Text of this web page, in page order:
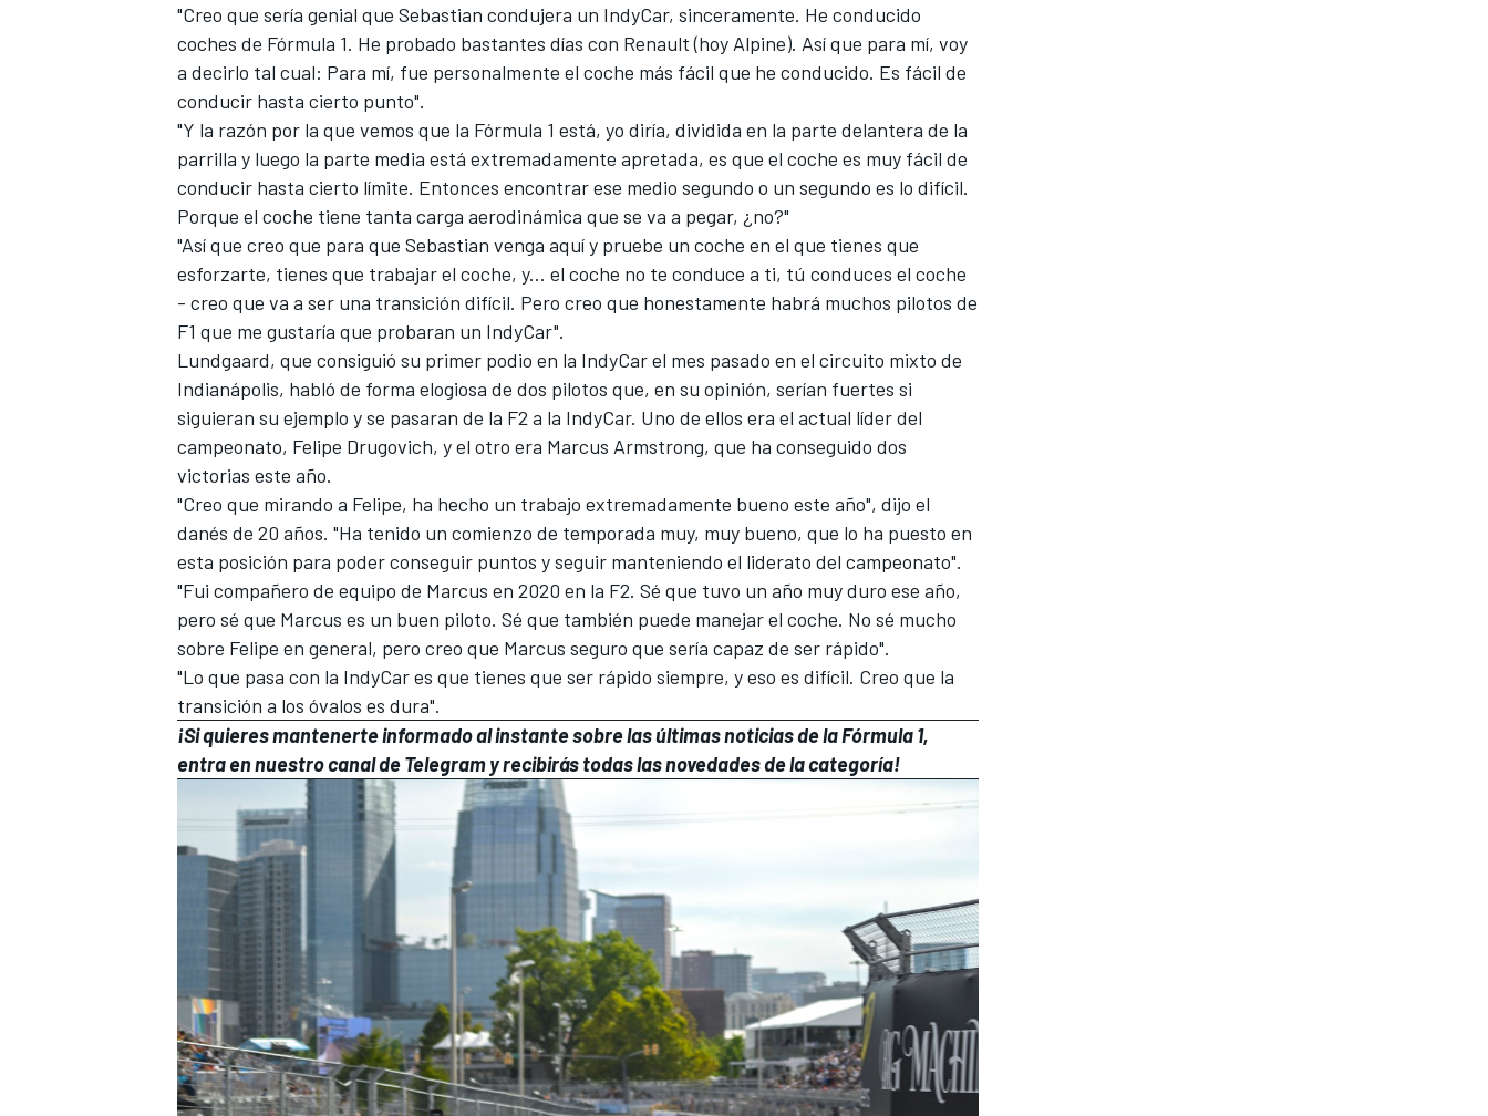
FÓRMULA E
"Creo que sería genial que Sebastian condujera un IndyCar, sinceramente. He conducido
coches de Fórmula 1. He probado bastantes días con Renault (hoy Alpine). Así que para mí, voy
a decirlo tal cual: Para mí, fue personalmente el coche más fácil que he conducido. Es fácil de
conducir hasta cierto punto".
"Y la razón por la que vemos que la Fórmula 1 está, yo diría, dividida en la parte delantera de la
parrilla y luego la parte media está extremadamente apretada, es que el coche es muy fácil de
conducir hasta cierto límite. Entonces encontrar ese medio segundo o un segundo es lo difícil.
Porque el coche tiene tanta carga aerodinámica que se va a pegar, ¿no?"
"Así que creo que para que Sebastian venga aquí y pruebe un coche en el que tienes que
esforzarte, tienes que trabajar el coche, y... el coche no te conduce a ti, tú conduces el coche
- creo que va a ser una transición difícil. Pero creo que honestamente habrá muchos pilotos de
F1 que me gustaría que probaran un IndyCar".
Lundgaard, que consiguió su primer podio en la IndyCar el mes pasado en el circuito mixto de
Indianápolis, habló de forma elogiosa de dos pilotos que, en su opinión, serían fuertes si
siguieran su ejemplo y se pasaran de la F2 a la IndyCar. Uno de ellos era el actual líder del
campeonato, Felipe Drugovich, y el otro era Marcus Armstrong, que ha conseguido dos
victorias este año.
"Creo que mirando a Felipe, ha hecho un trabajo extremadamente bueno este año", dijo el
danés de 20 años. "Ha tenido un comienzo de temporada muy, muy bueno, que lo ha puesto en
esta posición para poder conseguir puntos y seguir manteniendo el liderato del campeonato".
"Fui compañero de equipo de Marcus en 2020 en la F2. Sé que tuvo un año muy duro ese año,
pero sé que Marcus es un buen piloto. Sé que también puede manejar el coche. No sé mucho
sobre Felipe en general, pero creo que Marcus seguro que sería capaz de ser rápido".
"Lo que pasa con la IndyCar es que tienes que ser rápido siempre, y eso es difícil. Creo que la
transición a los óvalos es dura".
¡Si quieres mantenerte informado al instante sobre las últimas noticias de la Fórmula 1,
entra ennuestro canal de Telegramy recibirás todas las novedades de la categoría!